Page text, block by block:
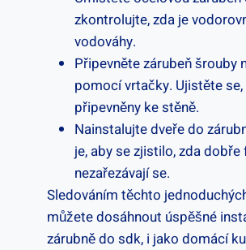
zkontrolujte, zda je
vodováhy.
Připevněte zárubeň šrouby
pomocí vrtačky. Ujistěte
připevněny ke stěně.
Nainstalujte dveře do
je, aby se zjistilo, zda dobře
nezařezávají se.
Sledováním těchto
můžete dosáhnout úspěšné
zárubně do sdk, i jako domácí